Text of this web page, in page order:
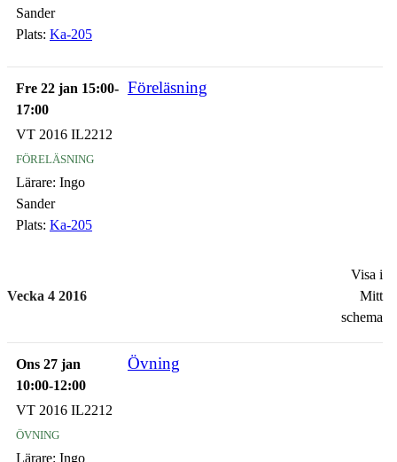
Sander
Plats: Ka-205
Fre 22 jan 15:00-
17:00
Föreläsning
VT 2016 IL2212
föreläsning
Lärare: Ingo
Sander
Plats: Ka-205
Vecka 4 2016
Visa i
Mitt
schema
Ons 27 jan
10:00-12:00
Övning
VT 2016 IL2212
övning
Lärare: Ingo